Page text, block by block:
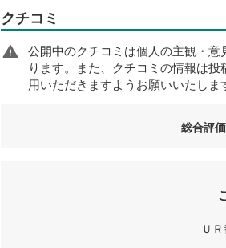
クチコミ
公開中のクチコミは個人の主観・
ります。また、クチコミの情報は
用いただきますようお願いいたしま
総合評価
Ｕ